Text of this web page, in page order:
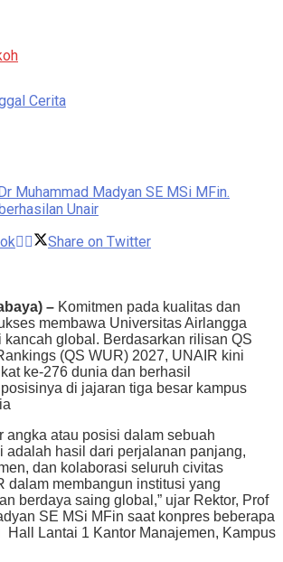
Cerita
Muhammad Madyan SE MSi MFin.
Unair
Share on Twitter
– Komitmen pada kualitas dan
membawa Universitas Airlangga
kancah global. Berdasarkan rilisan QS
(QS WUR) 2027, UNAIR kini
ke-276 dunia dan berhasil
di jajaran tiga besar kampus
angka atau posisi dalam sebuah
adalah hasil dari perjalanan panjang,
dan kolaborasi seluruh civitas
dalam membangun institusi yang
berdaya saing global,” ujar Rektor, Prof
SE MSi MFin saat konpres beberapa
Hall Lantai 1 Kantor Manajemen, Kampus